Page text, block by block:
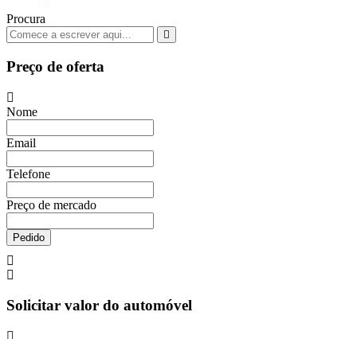
Procura
Preço de oferta
Nome
Email
Telefone
Preço de mercado
Pedido
Solicitar valor do automóvel